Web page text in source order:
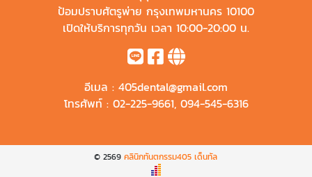
ป้อมปราบศัตรูพ่าย กรุงเทพมหานคร 10100
เปิดให้บริการทุกวัน เวลา 10:00-20:00 น.
อีเมล : 405dental@gmail.com
โทรศัพท์ : 02-225-9661, 094-545-6316
© 2569คลินิกทันตกรรม405 เด็นทัล